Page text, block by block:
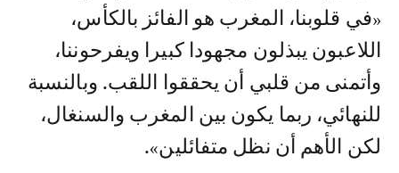
«في قلوبنا، المغرب هو الفائز بالكأس،
اللاعبون يبذلون مجهودا كبيرا ويفرحوننا،
وأتمنى من قلبي أن يحققوا اللقب. وبالنسبة
للنهائي، ربما يكون بين المغرب والسنغال،
لكن الأهم أن نظل متفائلين».